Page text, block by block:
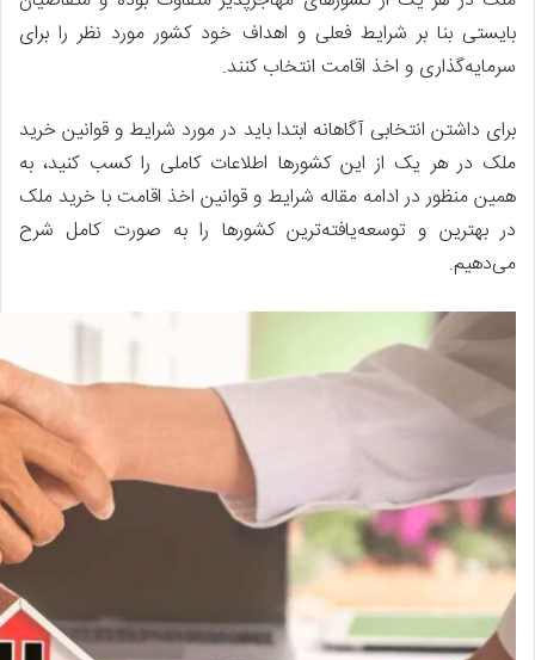
بایستی بنا بر شرایط فعلی و اهداف خود کشور مورد نظر را برای
سرمایه‌گذاری و اخذ اقامت انتخاب کنند.
برای داشتن انتخابی آگاهانه ابتدا باید در مورد شرایط و قوانین خرید
ملک در هر یک از این کشورها اطلاعات کاملی را کسب کنید، به
همین منظور در ادامه مقاله شرایط و قوانین اخذ اقامت با خرید ملک
در بهترین و توسعه‌یافته‌ترین کشورها را به صورت کامل شرح
می‌دهیم.